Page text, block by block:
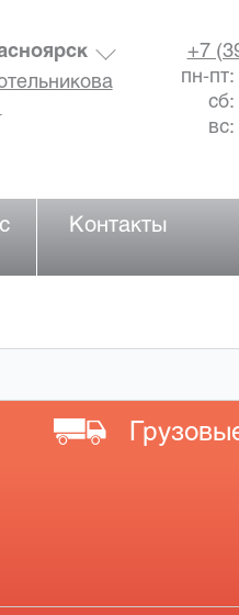
+7
пн-пт:
сб:
вс:
Контакты